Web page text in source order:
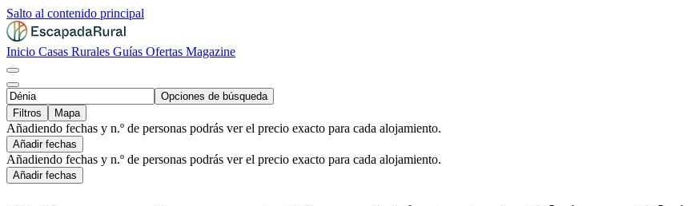
Salto al contenido principal
Inicio Casas Rurales Guías Ofertas Magazine
Opciones de búsqueda
Filtros
Mapa
Añadiendo fechas y n.º de personas podrás ver el precio exacto para cada alojamiento.
Añadir fechas
Añadiendo fechas y n.º de personas podrás ver el precio exacto para cada alojamiento.
Añadir fechas